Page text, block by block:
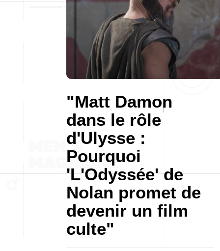
"Matt Damon
dans le rôle
d'Ulysse :
Pourquoi
'L'Odyssée' de
Nolan promet de
devenir un film
culte"